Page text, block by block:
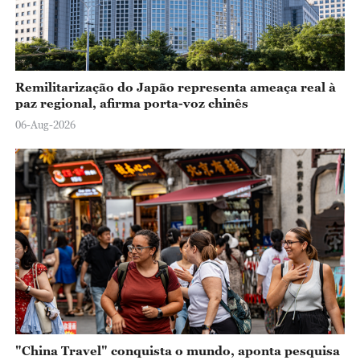
Remilitarização do Japão representa ameaça real à
paz regional, afirma porta-voz chinês
06-Aug-2026
"China Travel" conquista o mundo, aponta pesquisa